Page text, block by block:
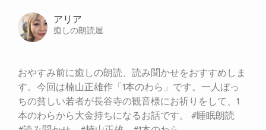
アリア
癒しの朗読屋
おやすみ前に癒しの朗読、読み聞かせをおすすめしま
す。今回は楠山正雄作「1本のわら」です。一人ぼっ
ちの貧しい若者が長谷寺の観音様にお祈りをして、1
本のわらから大金持ちになるお話です。 #睡眠朗読